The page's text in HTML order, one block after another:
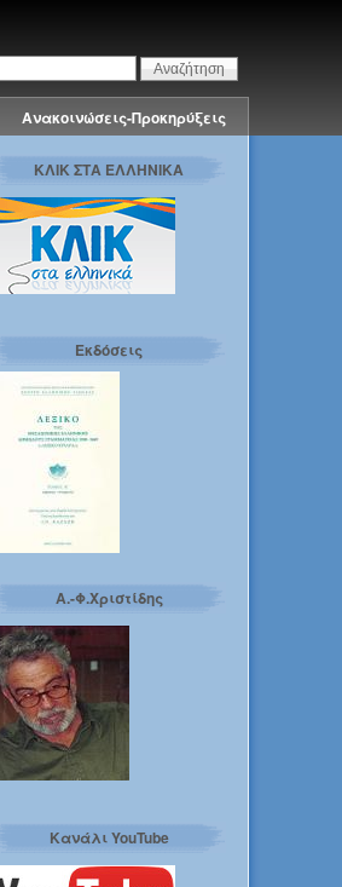
Ανακοινώσεις-Προκηρύξεις
ΚΛΙΚ ΣΤΑ ΕΛΛΗΝΙΚΑ
Εκδόσεις
Α.-Φ.Χριστίδης
Κανάλι YouTube